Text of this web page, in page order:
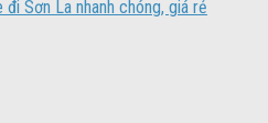
đi Sơn La nhanh chóng, giá rẻ